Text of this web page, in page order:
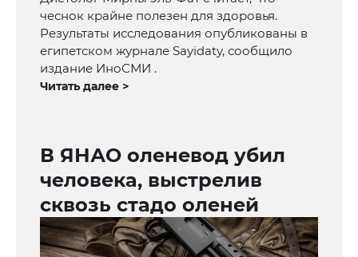
чеснок крайне полезен для здоровья.
Результаты исследования опубликованы в
египетском журнале Sayidaty, сообщило
издание ИноСМИ .
Читать далее >
В ЯНАО оленевод убил
человека, выстрелив
сквозь стадо оленей